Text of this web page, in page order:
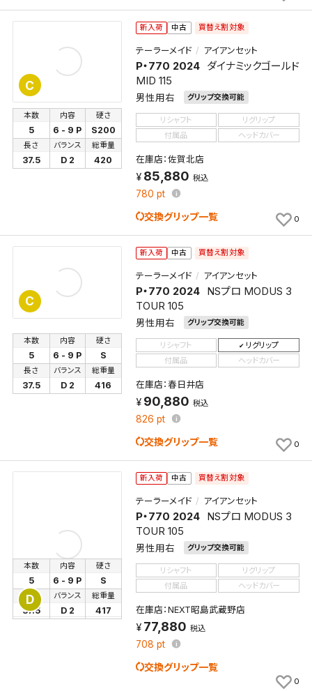
C
新入荷 中古 買替え割対象
テーラーメイド アイアンセット
P・770 2024
ダイナミックゴールド
MID 115
男性用右 グリップ交換可能
本数
5
内容
6 - 9 P
硬さ
S200
長さ
37.5
バランス
D 2
総重量
420
リシャフト
リグリップ
付属品
ヘッドカバー
在庫店：佐賀北店
85,880 税込
780 pt
交換グリップ一覧 0
C
新入荷 中古 買替え割対象
テーラーメイド アイアンセット
P・770 2024
NSプロ MODUS 3
TOUR 105
男性用右 グリップ交換可能
本数
5
内容
6 - 9 P
硬さ
S
長さ
37.5
バランス
D 2
総重量
416
リシャフト
リグリップ
付属品
ヘッドカバー
在庫店：春日井店
90,880 税込
826 pt
交換グリップ一覧 0
D
新入荷 中古 買替え割対象
テーラーメイド アイアンセット
P・770 2024
NSプロ MODUS 3
TOUR 105
男性用右 グリップ交換可能
本数
5
内容
6 - 9 P
硬さ
S
長さ
37.5
バランス
D 2
総重量
417
リシャフト
リグリップ
付属品
ヘッドカバー
在庫店：NEXT昭島武蔵野店
77,880 税込
708 pt
交換グリップ一覧
0